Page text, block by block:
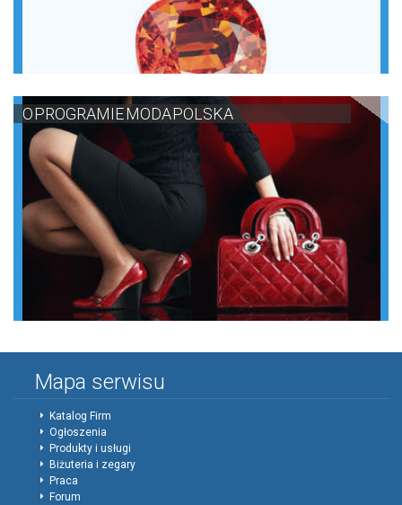
O PROGRAMIE MODA POLSKA
Mapa serwisu
Katalog Firm
Ogłoszenia
Produkty i usługi
Biżuteria i zegary
Praca
Forum